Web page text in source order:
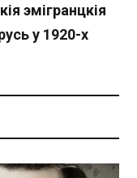
эмігранцкія
у 1920-х